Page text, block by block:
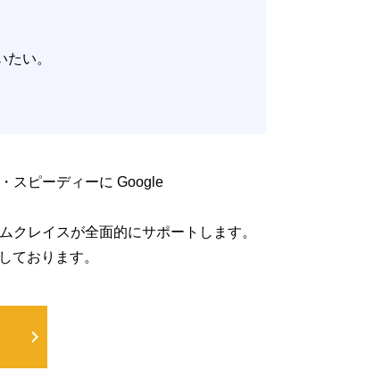
い。
スピーディーに Google
クレイスが全面的にサポートします。
ております。